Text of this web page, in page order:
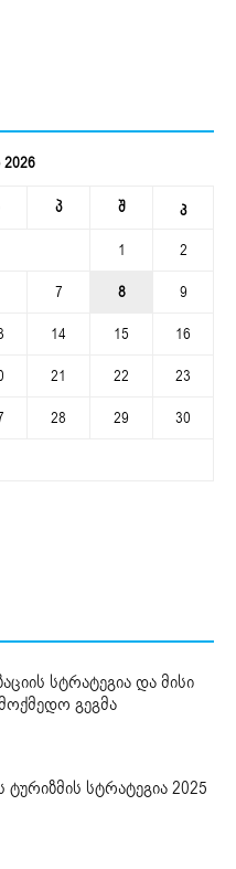
პ შ კ
1
2
7 8
9
14 15
16
21 22
23
28 29
30
სტრატეგია და მისი
გეგმა
სტრატეგია 2025